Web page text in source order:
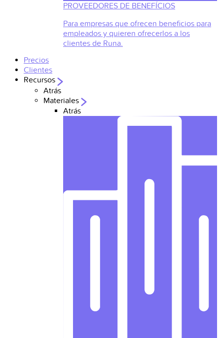
PROVEEDORES DE BENEFÍCIOS
Para empresas que ofrecen beneficios para
empleados y quieren ofrecerlos a los
clientes de Runa.
Precios
Clientes
Recursos
Atrás
Materiales
Atrás